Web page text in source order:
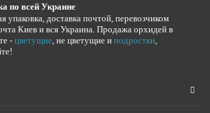
по всей Украине
упаковка, доставка почтой, перевозчиком
Киев и вся Украина. Продажа орхидей в
-цветущие, не цветущие и подростки,